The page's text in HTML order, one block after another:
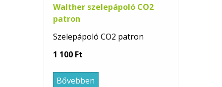
Walther szelepápoló CO2
patron
Szelepápoló CO2 patron
1 100 Ft
Bővebben